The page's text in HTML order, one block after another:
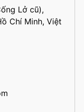
Lở cũ),
Chí Minh, Việt